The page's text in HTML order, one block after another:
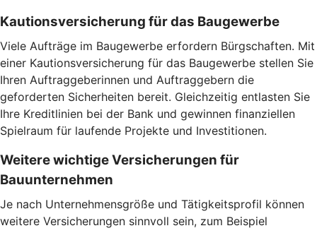
Kautionsversicherung für das Baugewerbe
Viele Aufträge im Baugewerbe erfordern Bürgschaften. Mit
einer Kautionsversicherung für das Baugewerbe stellen Sie
Ihren Auftraggeberinnen und Auftraggebern die
geforderten Sicherheiten bereit. Gleichzeitig entlasten Sie
Ihre Kreditlinien bei der Bank und gewinnen finanziellen
Spielraum für laufende Projekte und Investitionen.
Weitere wichtige Versicherungen für
Bauunternehmen
Je nach Unternehmensgröße und Tätigkeitsprofil können
weitere Versicherungen sinnvoll sein, zum Beispiel